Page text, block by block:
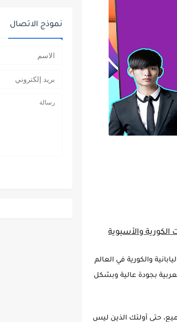
والكورية في العالم
بجودة عالية وبشكل
حتى أولئك الذين ليس
نموذج الاتصال